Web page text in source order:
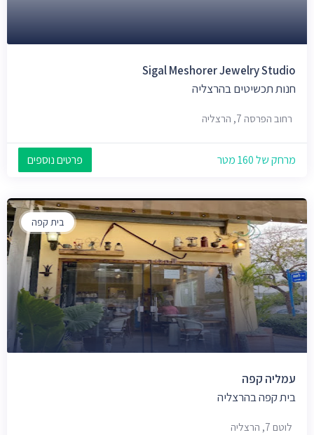
Sigal Meshorer Jewelry Studio
חנות תכשיטים בהרצליה
רחוב הפרסה 7, הרצליה
מרחק של 160 מטר פרטים נוספים
בית קפה
עמליה קפה
בית קפה בהרצליה
לוטם 7, הרצליה